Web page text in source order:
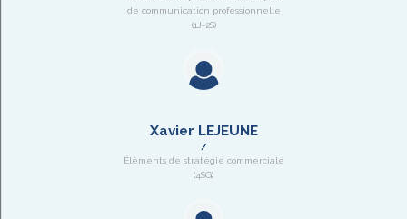
de communication professionnelle
(1J-2S)
Xavier LEJEUNE
Éléments de stratégie commerciale
(4SG)